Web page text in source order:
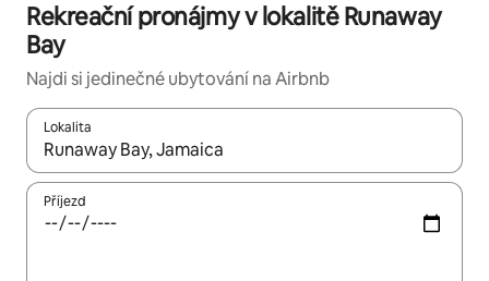
Rekreační pronájmy v lokalitě Runaway
Bay
Najdi si jedinečné ubytování na Airbnb
Lokalita
Až budou výsledky k dispozici, můžeš si je procházet pomocí
Příjezd